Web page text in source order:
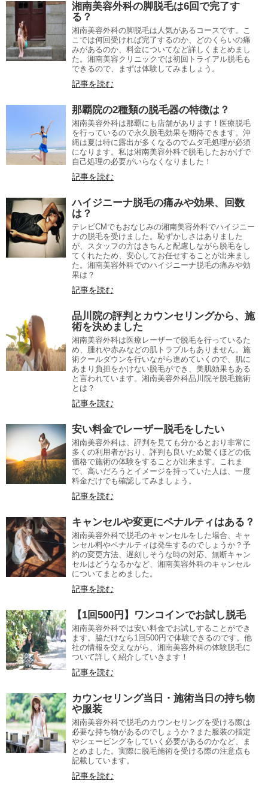
湘南美容外科の脚脱毛は6回で完了す
る？
湘南美容外科の脚脱毛は人気があるコースです。こ
こでは何回受ければ完了するのか、どのくらいの痛
みがあるのか、料金についてなど詳しくまとめまし
た。湘南美容クリニックでは初回トライアル脱毛も
できるので、まずは体験してみましょう。
記事を読む
那覇院の2種類の脱毛器の特徴は？
湘南美容外科は那覇にも店舗があります！医療脱毛
を行っているので永久脱毛効果を期待できます。沖
縄は夏は特に露出が多くなるのでムダ毛処理が必須
になります。私は湘南美容外科で脱毛したおかげで
自己処理の必要がいらなくなりました！
記事を読む
ハイジニーナ脱毛の痛みや効果、回数
は？
テレビCMでもおなじみの湘南美容外科でハイジニー
ナの脱毛を受けました。恥ずかしさはありました
が、スタッフの方はきちんと配慮しながら脱毛をし
てくれたため、安心してお任せすることが出来まし
た。湘南美容外科でのハイジニーナ脱毛の痛みや効
果は？
記事を読む
品川院の評判とカウンセリングから、施
術を決めました
湘南美容外科は医療レーザーで脱毛を行っているた
め、腫れや赤みなどの肌トラブルもありません。施
術クールダウンを行いながら進めていくので、肌に
あまり負担をかけない脱毛ができ、美肌効果もある
と言われています。湘南美容外科品川院そ脱毛施術
とは？
記事を読む
安い料金でレーザー脱毛をしたい
湘南美容外科は、評判を見ても分かるとおり非常に
多くの利用者がおり、評判も良いため驚くほどの低
価格で施術の体験をすることが出来ます。これま
で、高いだろうとイメージを持っていた人は、一度
料金だけでも確認してみましょう。
記事を読む
キャンセルや変更にペナルティはある？
湘南美容外科で脱毛のキャンセルをした場合、キャ
ンセル料やペナルティは発生するのでしょうか？予
約の変更方法、遅刻しそうな時の対応、無断キャン
セルはどうなるかなど、湘南美容外科のキャンセル
についてまとめました。
記事を読む
【1回500円】ワンコインでお試し脱毛
湘南美容外科では安い料金でお試しすることができ
ます。脇だけなら1回500円で体験できるのです。他
社の情報を交えながら、湘南美容外科の体験脱毛に
ついて詳しく紹介していきます！
記事を読む
カウンセリング当日・施術当日の持ち物
や服装
湘南美容外科で脱毛のカウンセリングを受ける際は
必要な持ち物があるのでしょうか？また服装の指定
やシェービングをしていく必要があるのかなど、ま
とめました。実際に脱毛施術を受ける際の注意点も
記載しています。
記事を読む